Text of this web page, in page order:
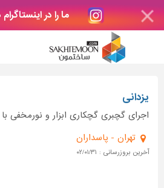
ما را در
یزدانی
اجرای گچبری گچکاری ابزار و نورمخفی
تهران - پاسداران
آخرین بروزرسانی : ۰۲/۰۱/۳۱